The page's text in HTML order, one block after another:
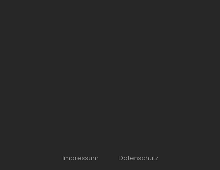
Impressum Datenschutz